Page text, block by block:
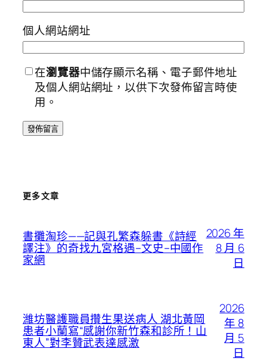
個人網站網址
在瀏覽器中儲存顯示名稱、電子郵件地址
及個人網站網址，以供下次發佈留言時使
用。
更多文章
書攤淘珍——記與孔繁森躲書《詩經
譯注》的奇找九宮格遇–文史–中國作
家網
2026 年
8 月 6
日
濰坊醫護職員攢生果送病人 湖北黃岡
患者小蘭寫“感謝你新竹森和診所！山
東人”對李贊武表達感激
2026
年 8
月 5
日